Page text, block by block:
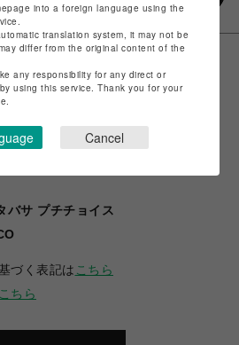
バサ プチチョイス
づく表記は こちら
こちら
into a foreign language using the
translation system, it may not be
differ from the original content of the
any responsibility for any direct or
using this service. Thank you for your
Cancel